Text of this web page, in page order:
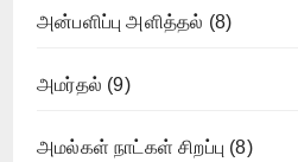
அன்பளிப்பு அளித்தல் (8)
அமர்தல் (9)
அமல்கள் நாட்கள் சிறப்பு (8)